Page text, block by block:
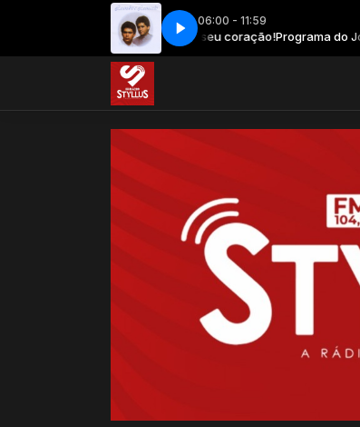
06:00 - 11:59
do João Filho com A Rádio do seu coração!Programa do João
- É por você que canto (The Sound of Silence)Leandro &